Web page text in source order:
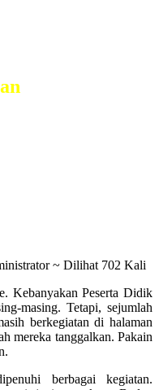
~ Dilihat 702 Kali
Kebanyakan Peserta Didik
masing. Tetapi, sejumlah
berkegiatan di halaman
mereka tanggalkan. Pakain
berbagai kegiatan.